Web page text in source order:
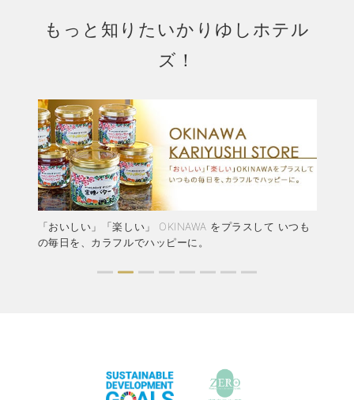
もっと知りたいかりゆしホテル
ズ！
「おいしい」「楽しい」 OKINAWA をプラスして いつも
の毎日を、カラフルでハッピーに。